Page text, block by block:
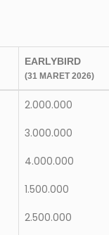
EARLYBIRD
(31 MARET 2026)
2.000.000
3.000.000
4.000.000
1.500.000
2.500.000